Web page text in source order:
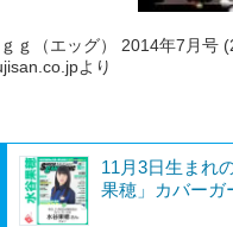
ｇｇ（エッグ） 2014年7月号
より
11月3日生まれ
果穂」カバーガ